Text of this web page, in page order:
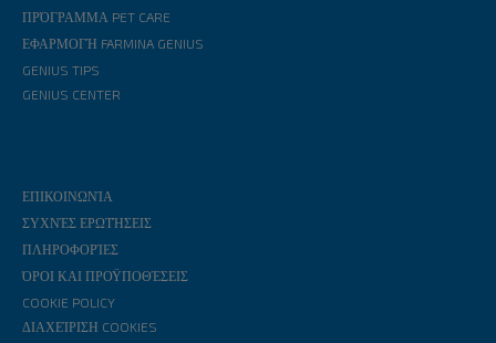
ΠΡΌΓΡΑΜΜΑ PET CARE
ΕΦΑΡΜΟΓΉ FARMINA GENIUS
GENIUS TIPS
GENIUS CENTER
ΕΠΙΚΟΙΝΩΝΊΑ
ΣΥΧΝΈΣ ΕΡΩΤΉΣΕΙΣ
ΠΛΗΡΟΦΟΡΊΕΣ
ΌΡΟΙ ΚΑΙ ΠΡΟΫΠΟΘΈΣΕΙΣ
COOKIE POLICY
ΔΙΑΧΕΊΡΙΣΗ COOKIES